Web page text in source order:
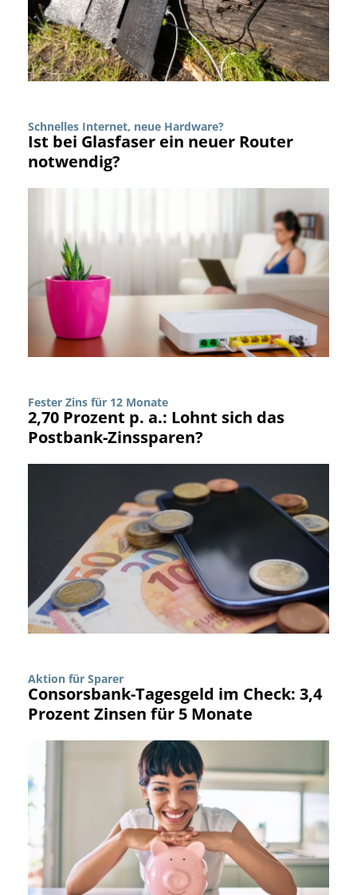
Schnelles Internet, neue Hardware?
Ist bei Glasfaser ein neuer Router
notwendig?
Fester Zins für 12 Monate
2,70 Prozent p. a.: Lohnt sich das
Postbank-Zinssparen?
Aktion für Sparer
Consorsbank-Tagesgeld im Check: 3,4
Prozent Zinsen für 5 Monate